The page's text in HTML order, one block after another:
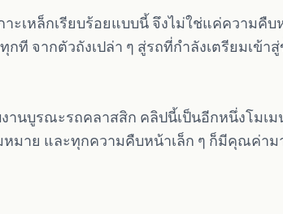
กาะเหล็กเรียบร้อยแบบนี้ จึงไม่ใช่แค่ความ
กที จากตัวถังเปล่า ๆ สู่รถที่กำลังเตรียมเข้
านบูรณะรถคลาสสิก คลิปนี้เป็นอีกหนึ่งโมเ
มาย และทุกความคืบหน้าเล็ก ๆ ก็มีคุณค่าม